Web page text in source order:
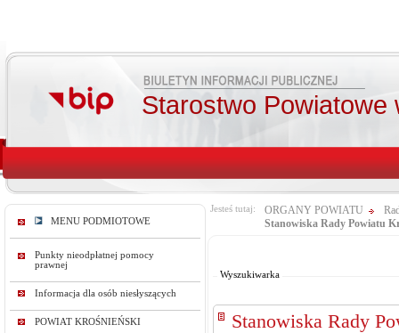
Starostwo Powiatowe
MENU PODMIOTOWE
Punkty nieodpłatnej pomocy
prawnej
Informacja dla osób niesłyszących
POWIAT KROŚNIEŃSKI
Jesteś tutaj: ORGANY POWIATU
Stanowiska Rady Powiatu
Wyszukiwarka
Stanowiska Rady